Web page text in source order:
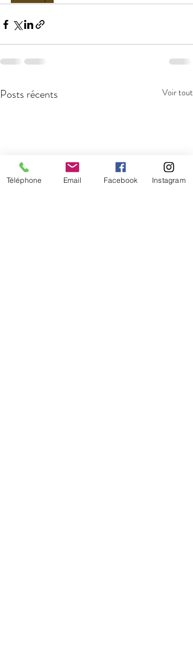
Posts récents Voir tout
Téléphone Email Facebook Instagram